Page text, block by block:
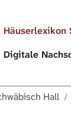
Häuserlexikon
Digitale
Hall